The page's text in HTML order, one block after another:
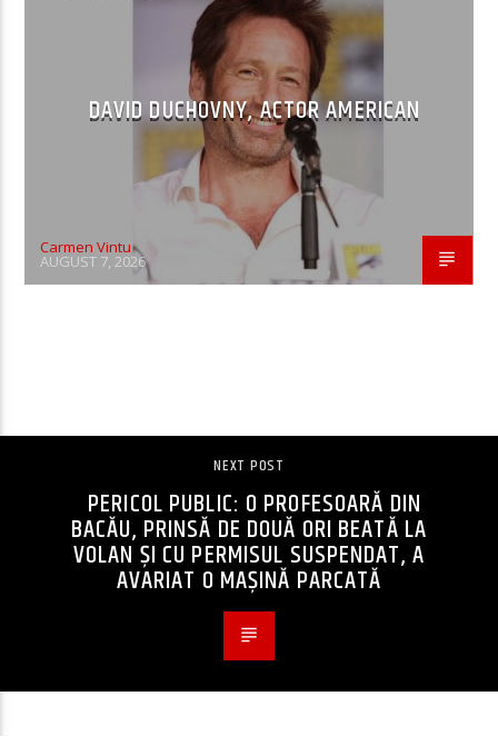
DAVID DUCHOVNY, ACTOR AMERICAN
Carmen Vintu
AUGUST 7, 2026
NEXT POST
PERICOL PUBLIC: O PROFESOARĂ DIN
BACĂU, PRINSĂ DE DOUĂ ORI BEATĂ LA
VOLAN ȘI CU PERMISUL SUSPENDAT, A
AVARIAT O MAȘINĂ PARCATĂ